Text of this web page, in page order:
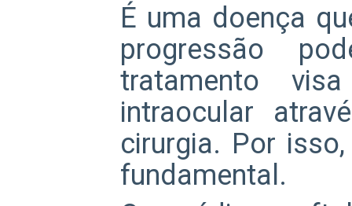
É uma doença
progressão
tratamento
intraocular
cirurgia. Por
fundamental.